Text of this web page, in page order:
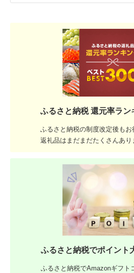
ふるさと納税 還元率ラン
ふるさと納税の制度改定後もお
返礼品はまだまだたくさんあり
ふるさと納税でポイント
ふるさと納税でAmazonギフト